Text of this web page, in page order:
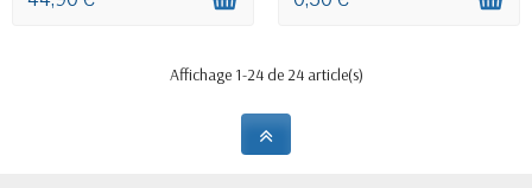
Affichage 1-24 de 24 article(s)